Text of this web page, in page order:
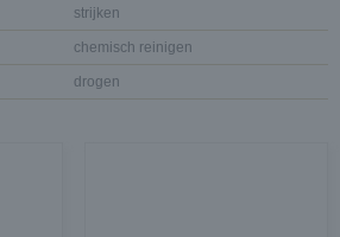
strijken
chemisch reinigen
drogen